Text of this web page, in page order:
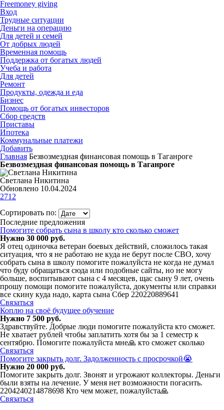
Freemoney giving
Вход
Трудные ситуации
Деньги на операцию
Для детей и семей
От добрых людей
Временная помощь
Поддержка от богатых людей
Учеба и работа
Для детей
Ремонт
Продукты, одежда и еда
Бизнес
Помощь от богатых инвесторов
Сбор средств
Приставы
Ипотека
Коммунальные платежи
Добавить
Главная Безвозмездная финансовая помощь в Таганроге
Безвозмездная финансовая помощь в Таганроге
Светлана Никитина
Обновлено 10.04.2024
2712
Сортировать по:
Последние предложения
Помогите собрать сына в школу кто сколько сможет
Нужно 30 000 руб.
Я отец одиночка ветеран боевых действий, сложилось такая
ситуация, что я не работаю не куда не берут после СВО, хочу
собрать сына в школу помогите пожалуйста не когда не думал
что буду обращаться сюда или подобные сайты, но не могу
больше, воспитывают сына с 4 месяцев, щас сыну 9 лет, очень
прошу помощи помогите пожалуйста, документы или справки
все скину куда надо, карта сына Сбер 220220889641
Связаться
Коплю на своё будущее обучение
Нужно 7 500 руб.
Здравствуйте. Добрые люди помогите пожалуйста кто сможет.
Не хватает рублей чтобы заплатить хотя бы за 1 семестр к
сентябрю. Помогите пожалуйста мне🙏 кто сможет сколько
Связаться
Помогите закрыть долг. Задолженность с просрочкой😭
Нужно 20 000 руб.
Помогите закрыть долг. Звонят и угрожают коллекторы. Деньги
были взяты на лечение. У меня нет возможности погасить.
2204240214878698 Кто чем может, пожалуйста🙏
Связаться